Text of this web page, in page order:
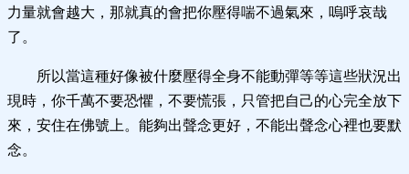
力量就會越大，那就真的會把你壓得喘不過氣來，嗚呼哀哉
了。
所以當這種好像被什麼壓得全身不能動彈等等這些狀況出
現時，你千萬不要恐懼，不要慌張，只管把自己的心完全放下
來，安住在佛號上。能夠出聲念更好，不能出聲念心裡也要默
念。